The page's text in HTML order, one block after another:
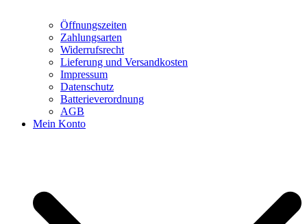
Öffnungszeiten
Zahlungsarten
Widerrufsrecht
Lieferung und Versandkosten
Impressum
Datenschutz
Batterieverordnung
AGB
Mein Konto